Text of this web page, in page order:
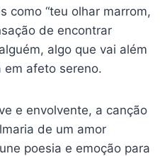
como “teu olhar marrom,
de encontrar
algo que vai além
em afeto sereno.
e envolvente, a canção
de um amor
poesia e emoção para